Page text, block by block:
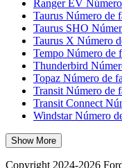
Ranger EV
Taurus Número de
Taurus SHO
Taurus X Número
Tempo Número de
Thunderbird
Topaz Número de
Transit Número de
Transit Connect
Windstar Número
Show More
Copyright 2024-2026